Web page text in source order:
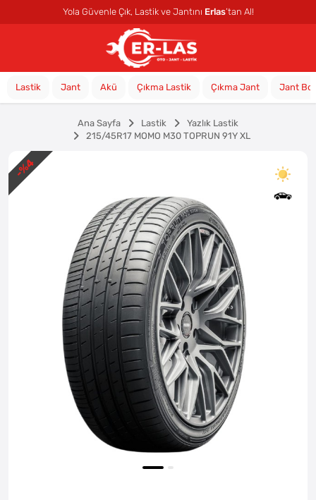
Yola Güvenle Çık, Lastik ve Jantını Erlas’tan Al!
Lastik Jant Akü Çıkma Lastik Çıkma Jant Jant
Ana Sayfa Lastik
Yazlık Lastik
215/45R17 MOMO M30 TOPRUN 91Y XL
-
%4